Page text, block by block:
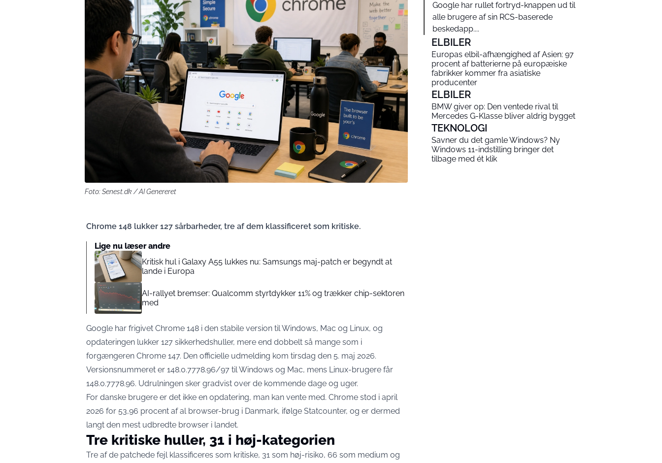
Foto: Senest.dk / AI Genereret
Chrome 148 lukker 127 sårbarheder, tre af dem klassificeret som kritiske.
Lige nu læser andre
Kritisk hul i Galaxy A55 lukkes nu: Samsungs maj-patch er begyndt at
lande i Europa
AI-rallyet bremser: Qualcomm styrtdykker 11% og trækker chip-sektoren
med
Google har frigivet Chrome 148 i den stabile version til Windows, Mac og Linux, og
opdateringen lukker 127 sikkerhedshuller, mere end dobbelt så mange som i
forgængeren Chrome 147. Den officielle udmelding kom tirsdag den 5. maj 2026.
Versionsnummeret er 148.0.7778.96/97 til Windows og Mac, mens Linux-brugere får
148.0.7778.96. Udrulningen sker gradvist over de kommende dage og uger.
For danske brugere er det ikke en opdatering, man kan vente med. Chrome stod i april
2026 for 53,96 procent af al browser-brug i Danmark, ifølge Statcounter, og er dermed
langt den mest udbredte browser i landet.
Tre kritiske huller, 31 i høj-kategorien
Tre af de patchede fejl klassificeres som kritiske, 31 som høj-risiko, 66 som medium og
Google har rullet fortryd-knappen ud til
alle brugere af sin RCS-baserede
beskedapp....
ELBILER
Europas elbil-afhængighed af Asien: 97
procent af batterierne på europæiske
fabrikker kommer fra asiatiske
producenter
ELBILER
BMW giver op: Den ventede rival til
Mercedes G-Klasse bliver aldrig bygget
TEKNOLOGI
Savner du det gamle Windows? Ny
Windows 11-indstilling bringer det
tilbage med ét klik